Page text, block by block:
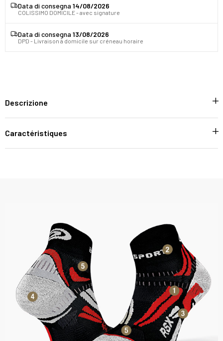
Data di consegna 14/08/2026
COLISSIMO DOMICILE - avec signature
Data di consegna 13/08/2026
DPD - Livraison à domicile sur créneau horaire
Descrizione
Caractéristiques